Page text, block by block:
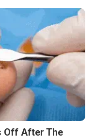
Off After The